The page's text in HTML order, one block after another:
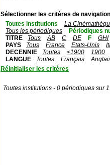
Sélectionner les critères de
Toutes institutions
La
Tous les périodiques
Périodiques
TITRE
Tous AB C DE F
GHI
PAYS
Tous France Etats-Unis
DECENNIE
Toutes <1900
1900
LANGUE
Toutes Français
Réinitialiser les critères
Toutes institutions - 0 périodiques sur